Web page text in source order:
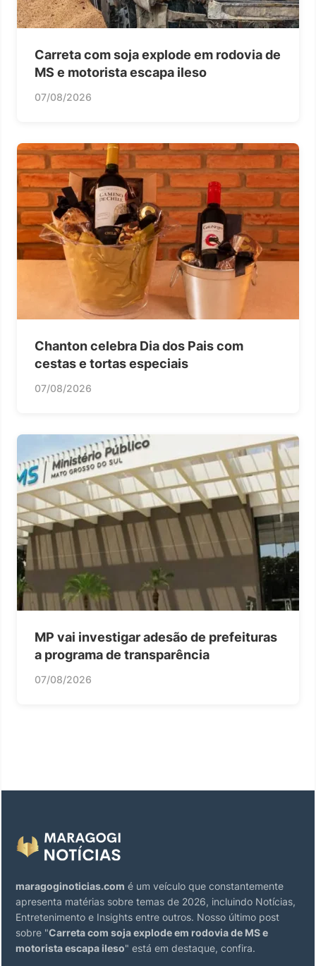
Carreta com soja explode em rodovia de
MS e motorista escapa ileso
07/08/2026
Chanton celebra Dia dos Pais com
cestas e tortas especiais
07/08/2026
MP vai investigar adesão de prefeituras
a programa de transparência
07/08/2026
maragoginoticias.com é um veículo que constantemente
apresenta matérias sobre temas de 2026, incluindo Notícias,
Entretenimento e Insights entre outros. Nosso último post
sobre "Carreta com soja explode em rodovia de MS e
motorista escapa ileso" está em destaque, confira.